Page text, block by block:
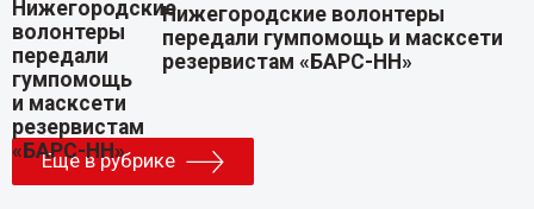
Нижегородские волонтеры
передали гумпомощь и масксети
резервистам «БАРС-НН»
Еще в рубрике